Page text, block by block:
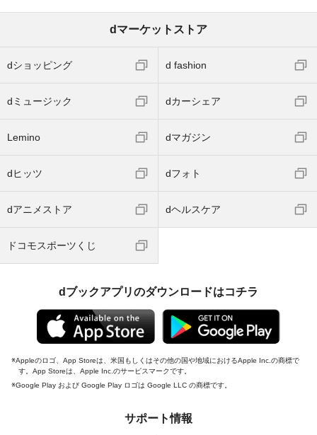
dマーケットストア
dショッピング d fashion
dミュージック dカーシェア
Lemino dマガジン
dヒッツ dフォト
dアニメストア dヘルスケア
ドコモスポーツくじ
dブックアプリのダウンロードはコチラ
Appleのロゴ、App Storeは、米国もしくはその他の国や地域におけるApple Inc.の商標で
す。App Storeは、Apple Inc.のサービスマークです。
Google Play および Google Play ロゴは Google LLC の商標です。
サポート情報